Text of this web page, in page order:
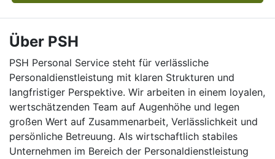
Über PSH
PSH Personal Service steht für verlässliche
Personaldienstleistung mit klaren Strukturen und
langfristiger Perspektive. Wir arbeiten in einem loyalen,
wertschätzenden Team auf Augenhöhe und legen
großen Wert auf Zusammenarbeit, Verlässlichkeit und
persönliche Betreuung. Als wirtschaftlich stabiles
Unternehmen im Bereich der Personaldienstleistung